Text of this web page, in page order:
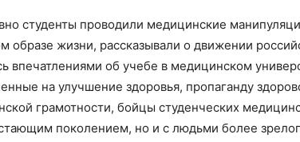
студенты проводили медицинские
образе жизни, рассказывали о движении
впечатлениями об учебе в медицинском
на улучшение здоровья, пропаганду
грамотности, бойцы студенческих
поколением, но и с людьми более